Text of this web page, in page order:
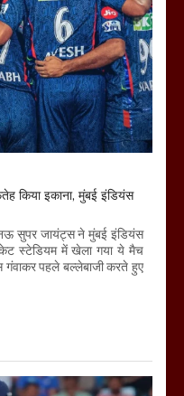
किया इकाना, मुंबई इंडियंस
सुपर जायंट्स ने मुंबई इंडियंस
स्टेडियम में खेला गया ये मैच
गंवाकर पहले बल्लेबाजी करते हुए